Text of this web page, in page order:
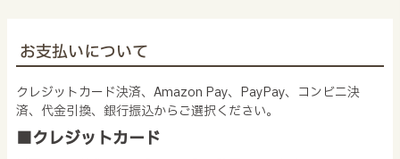
お支払いについて
クレジットカード決済、Amazon Pay、PayPay、コンビニ決
済、代金引換、銀行振込からご選択ください。
■クレジットカード